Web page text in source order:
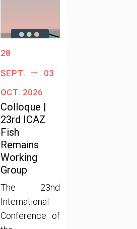
28
sept.
03
oct. 2026
Colloque |
23rd ICAZ
Fish
Remains
Working
Group
The 23nd
International
Conference of